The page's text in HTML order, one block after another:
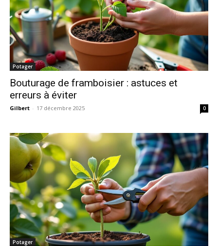
Potager
Bouturage de framboisier : astuces et
erreurs à éviter
Gilbert - 17 décembre 2025 0
Potager